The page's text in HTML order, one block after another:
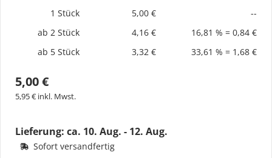
1 Stück
5,00 €
--
ab 2 Stück
4,16 €
16,81 % = 0,84 €
ab 5 Stück
3,32 € 33,61 % = 1,68 €
5,00 €
5,95 € inkl. Mwst.
Lieferung: ca. 10. Aug. - 12. Aug.
Sofort versandfertig